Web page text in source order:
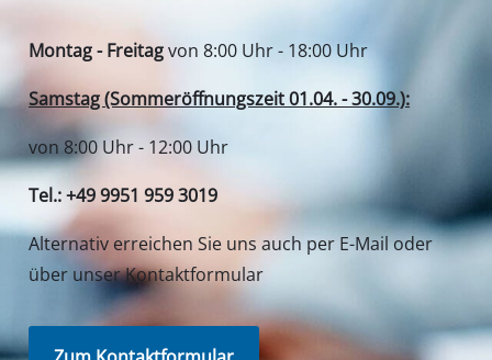
Montag - Freitagvon 8:00 Uhr - 18:00 Uhr
Samstag (Sommeröffnungszeit 01.04. - 30.09.):
von 8:00 Uhr - 12:00 Uhr
Tel.: +49 9951 959 3019
Alternativ erreichen Sie uns auch per E-Mail oder
über unser Kontaktformular